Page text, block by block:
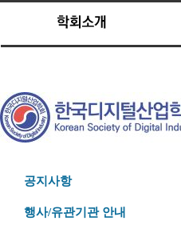
공지사항
행사/유관기관 안내